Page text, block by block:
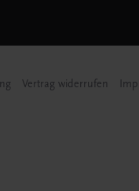
Vertrag widerrufen